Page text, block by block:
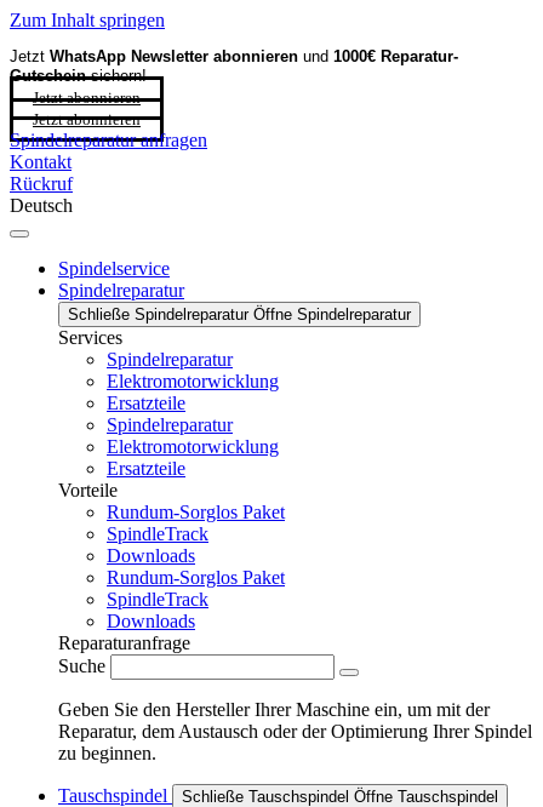
Zum Inhalt springen
Jetzt WhatsApp Newsletter abonnieren und 1000€ Reparatur-
Gutscheinsichern!
Jetzt abonnieren
Jetzt abonnieren
Spindelreparatur anfragen
Kontakt
Rückruf
Deutsch
Spindelservice
Spindelreparatur
Schließe Spindelreparatur Öffne Spindelreparatur
Services
Spindelreparatur
Elektromotorwicklung
Ersatzteile
Spindelreparatur
Elektromotorwicklung
Ersatzteile
Vorteile
Rundum-Sorglos Paket
SpindleTrack
Downloads
Rundum-Sorglos Paket
SpindleTrack
Downloads
Reparaturanfrage
Suche
Geben Sie den Hersteller Ihrer Maschine ein, um mit der
Reparatur, dem Austausch oder der Optimierung Ihrer Spindel
zu beginnen.
Tauschspindel Schließe Tauschspindel Öffne Tauschspindel